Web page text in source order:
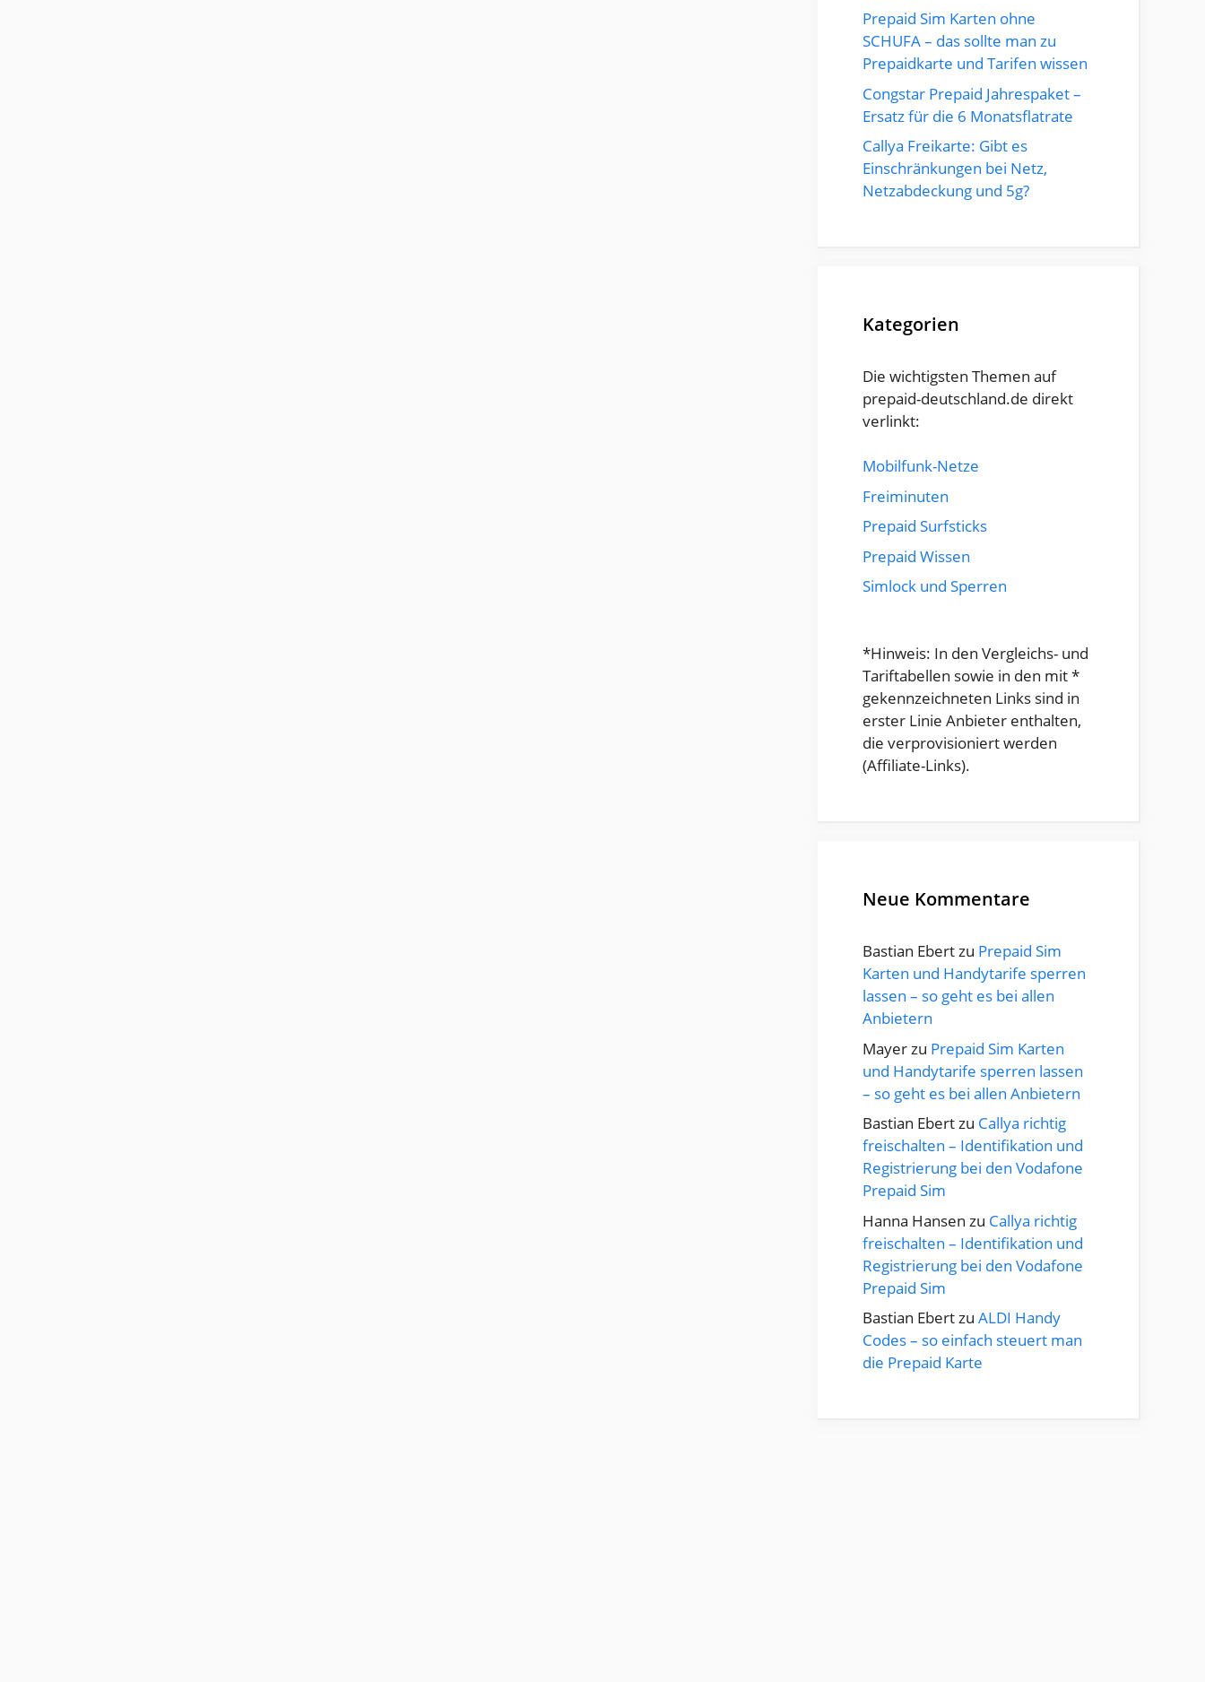
Prepaid Sim Karten ohne
SCHUFA – das sollte man zu
Prepaidkarte und Tarifen wissen
Congstar Prepaid Jahrespaket –
Ersatz für die 6 Monatsflatrate
Callya Freikarte: Gibt es
Einschränkungen bei Netz,
Netzabdeckung und 5g?
Kategorien
Die wichtigsten Themen auf
prepaid-deutschland.de direkt
verlinkt:
Mobilfunk-Netze
Freiminuten
Prepaid Surfsticks
Prepaid Wissen
Simlock und Sperren
*Hinweis: In den Vergleichs- und
Tariftabellen sowie in den mit *
gekennzeichneten Links sind in
erster Linie Anbieter enthalten,
die verprovisioniert werden
(Affiliate-Links).
Neue Kommentare
Bastian Ebertzu Prepaid Sim
Karten und Handytarife sperren
lassen – so geht es bei allen
Anbietern
Mayer zu Prepaid Sim Karten
und Handytarife sperren lassen
– so geht es bei allen Anbietern
Bastian Ebertzu Callya richtig
freischalten – Identifikation und
Registrierung bei den Vodafone
Prepaid Sim
Hanna Hansen zu Callya richtig
freischalten – Identifikation und
Registrierung bei den Vodafone
Prepaid Sim
Bastian Ebertzu ALDI Handy
Codes – so einfach steuert man
die Prepaid Karte